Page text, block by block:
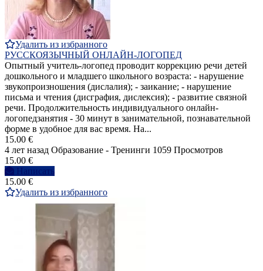
Удалить из избранного
РУССКОЯЗЫЧНЫЙ ОНЛАЙН-ЛОГОПЕД
Опытный учитель-логопед проводит коррекцию речи детей
дошкольного и младшего школьного возраста: - нарушение
звукопроизношения (дислалия); - заикание; - нарушение
письма и чтения (дисграфия, дислексия); - развитие связной
речи. Продолжительность индивидуального онлайн-
логопедзанятия - 30 минут в занимательной, познавательной
форме в удобное для вас время. На...
15.00 €
4 лет назад Образование - Тренинги 1059 Просмотров
15.00 €
Написать
15.00 €
Удалить из избранного